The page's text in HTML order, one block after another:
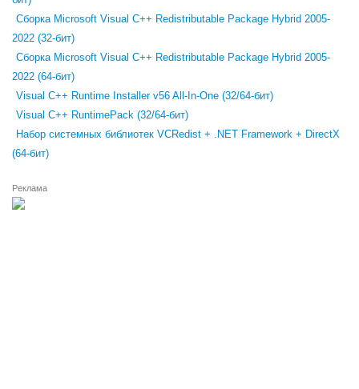
Сборка Microsoft Visual C++ Redistributable Package Hybrid 2005-
2022 (32-бит)
Сборка Microsoft Visual C++ Redistributable Package Hybrid 2005-
2022 (64-бит)
Visual C++ Runtime Installer v56 All-In-One (32/64-бит)
Visual C++ RuntimePack (32/64-бит)
Набор системных библиотек VCRedist + .NET Framework + DirectX
(64-бит)
Реклама